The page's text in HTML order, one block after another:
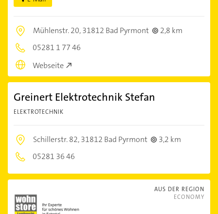
Mühlenstr. 20,31812 Bad Pyrmont
2,8 km
05281 1 77 46
Webseite
Greinert Elektrotechnik Stefan
ELEKTROTECHNIK
Schillerstr. 82,31812 Bad Pyrmont
3,2 km
05281 36 46
AUS DER REGION
ECONOMY